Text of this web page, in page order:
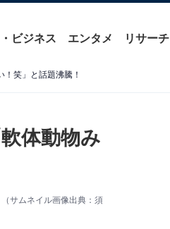
・ビジネス エンタメ リサーチ
笑」と話題沸騰！
体動物み
サムネイル画像出典：須